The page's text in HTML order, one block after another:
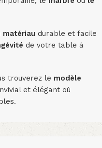
matériau durable et facile
de votre table à
trouverez le modèle
et élégant où